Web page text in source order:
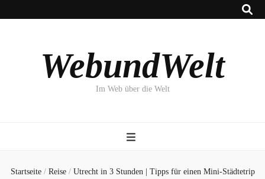
WebundWelt
Im Web über die Welt
Startseite / Reise / Utrecht in 3 Stunden | Tipps für einen Mini-Städtetrip